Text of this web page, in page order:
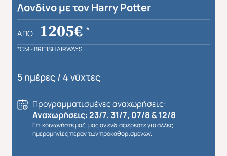
Λονδίνο με τον Harry Potter
ΑΠΌ 1205€ *
*CM - BRITISH AIRWAYS
5 ημέρες / 4 νύχτες
Προγραμματισμένες αναχωρήσεις:
Αναχωρήσεις: 23/7, 31/7, 07/8 & 12/8
Επικοινωνήστε μαζί μας αν ενδιαφέρεστε για άλλες
ημερομηνίες πέραν των προκαθορισμένων.